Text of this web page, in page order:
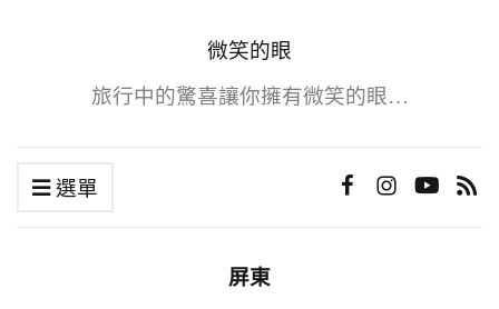
微笑的眼
旅行中的驚喜讓你擁有微笑的眼…
選單
屏東